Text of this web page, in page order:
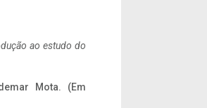
ao estudo do
Mota. (Em